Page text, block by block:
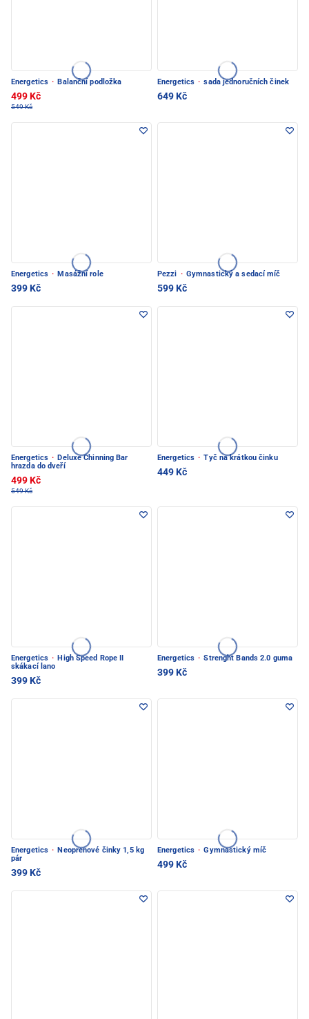
Energetics · Balanční podložka
499 Kč
549 Kč
Energetics · sada jednoručních činek
649 Kč
Energetics · Masážní role
399 Kč
Pezzi · Gymnastický a sedací míč
599 Kč
Energetics · Deluxe Chinning Bar
hrazda do dveří
499 Kč
549 Kč
Energetics · Tyč na krátkou činku
449 Kč
Energetics · High Speed Rope II
skákací lano
399 Kč
Energetics · Strenght Bands 2.0 guma
399 Kč
Energetics · Neoprenové činky 1,5 kg
pár
399 Kč
Energetics · Gymnastický míč
499 Kč